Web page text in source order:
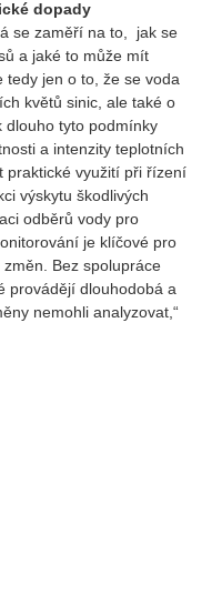
dopady
se zaměří na to, jak se
a jaké to může mít
tedy jen o to, že se voda
květů sinic, ale také o
dlouho tyto podmínky
a intenzity teplotních
praktické využití při řízení
výskytu škodlivých
odběrů vody pro
je klíčové pro
Bez spolupráce
provádějí dlouhodobá a
nemohli analyzovat,“